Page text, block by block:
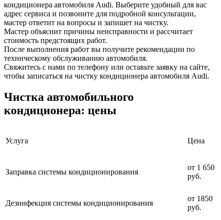
кондиционера автомобиля Audi. Выберите удобный для вас
адрес сервиса и позвоните для подробной консультации,
мастер ответит на вопросы и запишет на чистку.
Мастер объяснит причины неисправности и рассчитает
стоимость предстоящих работ.
После выполнения работ вы получите рекомендации по
техническому обслуживанию автомобиля.
Свяжитесь с нами по телефону или оставьте заявку на сайте,
чтобы записаться на чистку кондиционера автомобиля Audi.
Чистка автомобильного
кондиционера: цены
Услуга Цена
Заправка системы кондиционирования
от 1 650
руб.
Дезинфекция системы кондиционирования
от 1850
руб.